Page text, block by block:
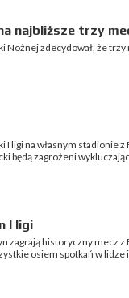
najbliższe trzy
Nożnej zdecydował, że
ligi na własnym stadionie z
będą zagrożeni
I ligi
zagrają historyczny mecz z
osiem spotkań w